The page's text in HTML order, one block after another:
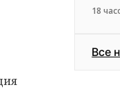
18
Все